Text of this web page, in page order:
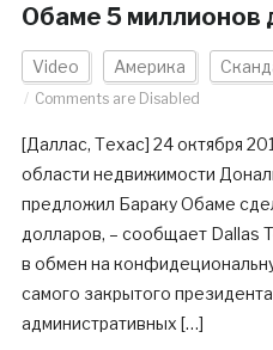
Обаме 5 миллионов
Video Америка
Comments are Disabled
[Даллас, Техас] 24 октября
области недвижимости
предложил Бараку Обаме
долларов, – сообщает Dallas
в обмен на
самого закрытого
административных […]